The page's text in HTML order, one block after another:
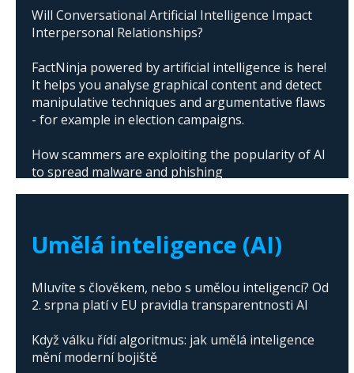
Will Conversational Artificial Intelligence Impact
Interpersonal Relationships?
FactNinja powered by artificial intelligence is here!
It helps you analyse graphical content and detect
manipulative techniques and argumentative flaws
- for example in election campaigns.
How scammers are exploiting the popularity of AI
to spread malware and phishing
Umělá inteligence (AI)
Mluvíte s člověkem, nebo s umělou inteligencí? Od
2. srpna platí v EU pravidla transparentnosti AI
Když válku řídí algoritmus: jak umělá inteligence
mění moderní bojiště